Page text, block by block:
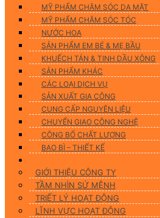
MỸ PHẨM CHĂM SÓC DA MẶT
MỸ PHẨM CHĂM SÓC TÓC
NƯỚC HOA
SẢN PHẨM EM BÉ & MẸ BẦU
KHUẾCH TÁN & TINH DẦU XÔNG
SẢN PHẨM KHÁC
CÁC LOẠI DỊCH VỤ
SẢN XUẤT GIA CÔNG
CUNG CẤP NGUYÊN LIỆU
CHUYỂN GIAO CÔNG NGHỆ
CÔNG BỐ CHẤT LƯỢNG
BAO BÌ – THIẾT KẾ
GIỚI THIỆU CÔNG TY
TẦM NHÌN SỨ MỆNH
TRIẾT LÝ HOẠT ĐỘNG
LĨNH VỰC HOẠT ĐỘNG